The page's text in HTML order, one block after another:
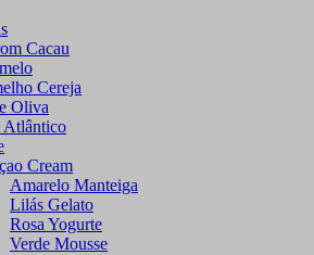
Cacau
Cereja
Oliva
Atlântico
Cream
Amarelo Manteiga
Lilás Gelato
Rosa Yogurte
Verde Mousse